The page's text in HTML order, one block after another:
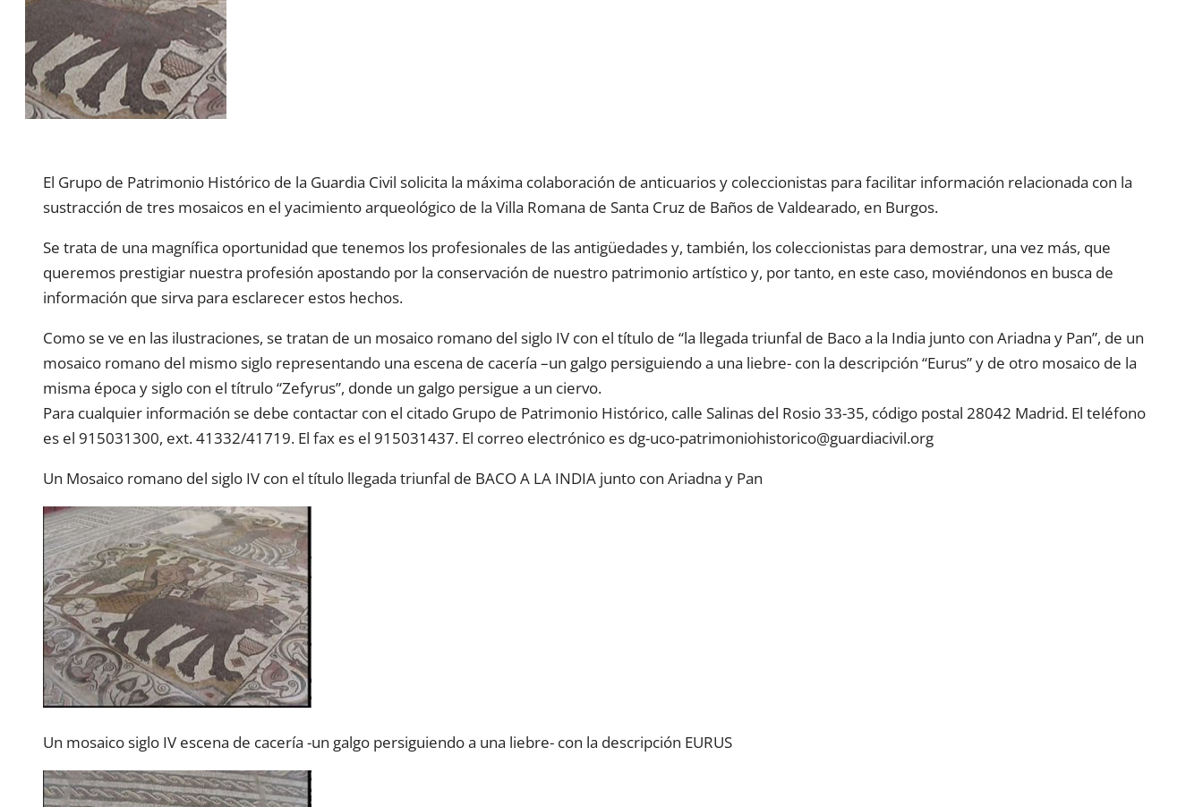
El Grupo de Patrimonio Histórico de la Guardia Civil solicita la máxima colaboración de anticuarios y coleccionistas para facilitar información relacionada con la
sustracción de tres mosaicos en el yacimiento arqueológico de la Villa Romana de Santa Cruz de Baños de Valdearado, en Burgos.
Se trata de una magnífica oportunidad que tenemos los profesionales de las antigüedades y, también, los coleccionistas para demostrar, una vez más, que
queremos prestigiar nuestra profesión apostando por la conservación de nuestro patrimonio artístico y, por tanto, en este caso, moviéndonos en busca de
información que sirva para esclarecer estos hechos.
Como se ve en las ilustraciones, se tratan de un mosaico romano del siglo IV con el título de “la llegada triunfal de Baco a la India junto con Ariadna y Pan”, de un
mosaico romano del mismo siglo representando una escena de cacería –un galgo persiguiendo a una liebre- con la descripción “Eurus” y de otro mosaico de la
misma época y siglo con el títrulo “Zefyrus”, donde un galgo persigue a un ciervo.
Para cualquier información se debe contactar con el citado Grupo de Patrimonio Histórico, calle Salinas del Rosio 33-35, código postal 28042 Madrid. El teléfono
es el 915031300, ext. 41332/41719. El fax es el 915031437. El correo electrónico es dg-uco-patrimoniohistorico@guardiacivil.org
Un Mosaico romano del siglo IV con el título llegada triunfal de BACO A LA INDIA junto con Ariadna y Pan
Un mosaico siglo IV escena de cacería -un galgo persiguiendo a una liebre- con la descripción EURUS